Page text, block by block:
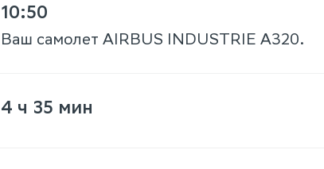
10:50
Ваш самолет AIRBUS INDUSTRIE A320.
4 ч 35 мин